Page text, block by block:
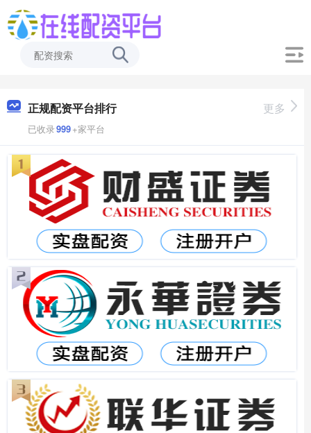
正规配资平台排行
已收录999+家平台
更多